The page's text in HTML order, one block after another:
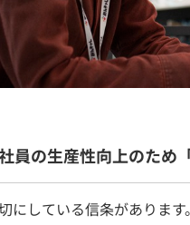
員の生産性向上のため
にしている信条があります。